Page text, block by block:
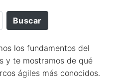
los fundamentos del
y te mostramos de qué
ágiles más conocidos.